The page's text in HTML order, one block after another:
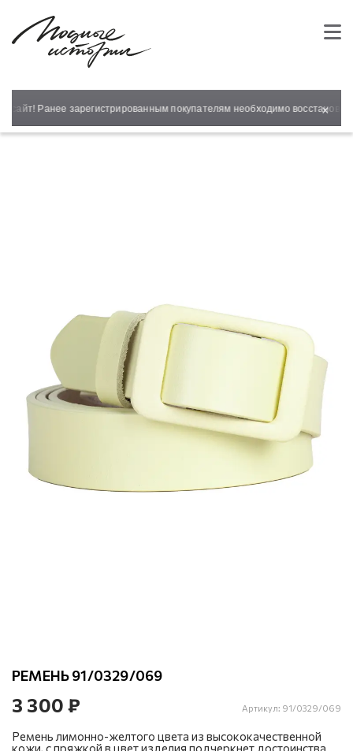
Ранее зарегистрированным покупателям необходимо ×
РЕМЕНЬ 91/0329/069
3 300 ₽ Артикул: 91/0329/069
Ремень лимонно-желтого цвета из высококачественной
кожи, с пряжкой в цвет изделия подчеркнет достоинства